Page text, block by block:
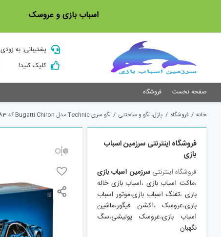
اسباب بازی و عروسک
پشتیبانی: به زودی
کلیک کنید!
صفحه نخست فروشگاه
خانه / فروشگاه / پازل، لگو و ساختنی / لگو سری Technic مدل Bugatti Chiron کد 42083
فروشگاه اینترنتی سرزمین اسباب
بازی
فروشگاه اینترنتیسرزمین اسباب بازی
،ماکت اسباب بازی ،اسباب بازی خاله
بازی،تفنگ اسباب بازی،موتور اسباب
بازی،عروسک،اکشن فیگور،ماشین
اسباب بازی،عروسک پولیشی،سگ
نگهبان